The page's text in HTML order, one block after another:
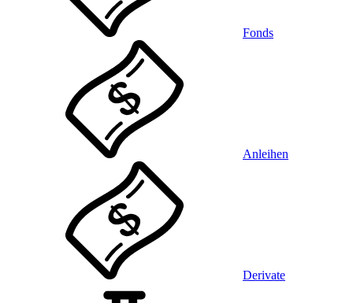
Fonds
Anleihen
Derivate